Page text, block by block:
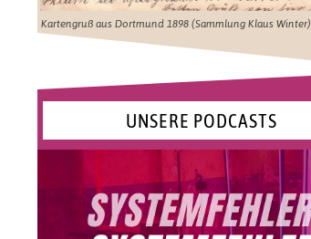
Kartengruß aus Dortmund 1898 (Sammlung Klaus Winter)
UNSERE PODCASTS